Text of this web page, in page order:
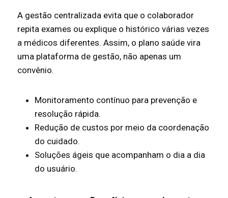
A gestão centralizada evita que o colaborador
repita exames ou explique o histórico várias vezes
a médicos diferentes. Assim, o plano saúde vira
uma plataforma de gestão, não apenas um
convênio.
Monitoramento contínuo para prevenção e
resolução rápida.
Redução de custos por meio da coordenação
do cuidado.
Soluções ágeis que acompanham o dia a dia
do usuário.